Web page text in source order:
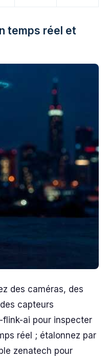
temps réel et
des caméras, des
capteurs
ai pour inspecter
réel ; étalonnez par
zenatech pour